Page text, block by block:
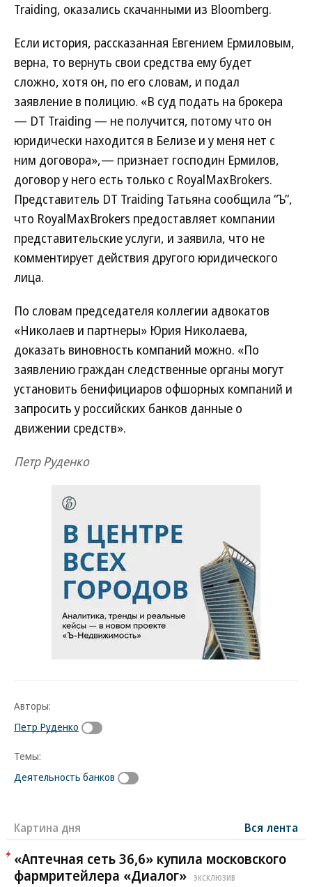
Traiding, оказались скачанными из Bloomberg.
Если история, рассказанная Евгением Ермиловым,
верна, то вернуть свои средства ему будет
сложно, хотя он, по его словам, и подал
заявление в полицию. «В суд подать на брокера
— DT Traiding — не получится, потому что он
юридически находится в Белизе и у меня нет с
ним договора»,— признает господин Ермилов,
договор у него есть только с RoyalMaxBrokers.
Представитель DT Traiding Татьяна сообщила “Ъ”,
что RoyalMaxBrokers предоставляет компании
представительские услуги, и заявила, что не
комментирует действия другого юридического
лица.
По словам председателя коллегии адвокатов
«Николаев и партнеры» Юрия Николаева,
доказать виновность компаний можно. «По
заявлению граждан следственные органы могут
установить бенифициаров офшорных компаний и
запросить у российских банков данные о
движении средств».
Петр Руденко
Авторы:
Петр Руденко
Темы:
Деятельность банков
Картина дня Вся лента
«Аптечная сеть 36,6» купила московского
фармритейлера «Диалог»
ЭКСКЛЮЗИВ